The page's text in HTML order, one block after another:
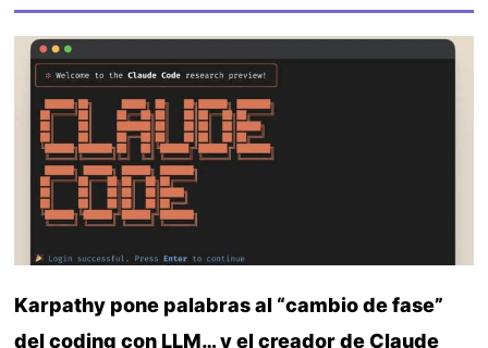
Karpathy pone palabras al “cambio de fase”
del coding con LLM… y el creador de Claude